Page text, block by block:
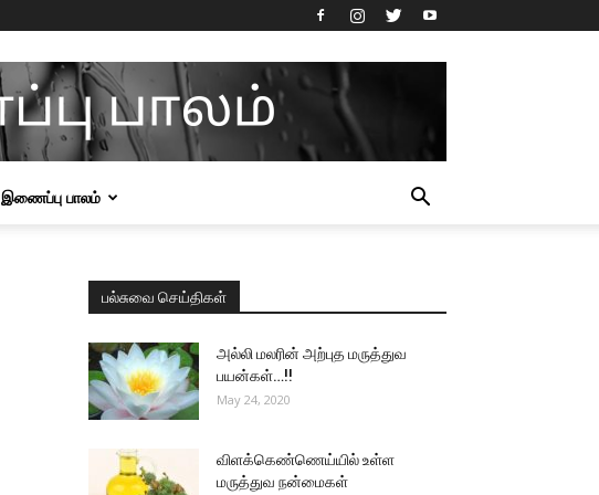
இணைப்பு பாலம்
பல்சுவை செய்திகள்
அல்லி மலரின் அற்புத மருத்துவ
பயன்கள்…!!
May 24, 2020
விளக்கெண்ணெய்யில் உள்ள
மருத்துவ நன்மைகள்